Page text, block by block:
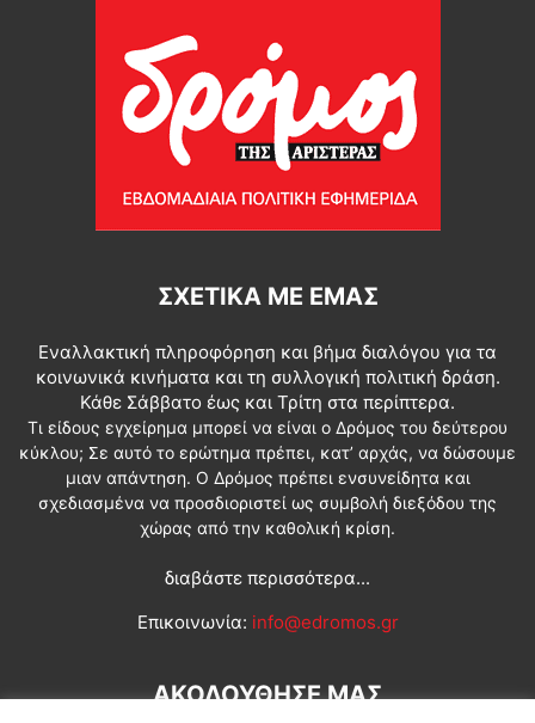
ΣΧΕΤΙΚΆ ΜΕ ΕΜΆΣ
Εναλλακτική πληροφόρηση και βήμα διαλόγου για τα
κοινωνικά κινήματα και τη συλλογική πολιτική δράση.
Κάθε Σάββατο έως και Τρίτη στα περίπτερα.
Τι είδους εγχείρημα μπορεί να είναι ο Δρόμος του δεύτερου
κύκλου; Σε αυτό το ερώτημα πρέπει, κατ’ αρχάς, να δώσουμε
μιαν απάντηση. Ο Δρόμος πρέπει ενσυνείδητα και
σχεδιασμένα να προσδιοριστεί ως συμβολή διεξόδου της
χώρας από την καθολική κρίση.
διαβάστε περισσότερα...
Επικοινωνία: info@edromos.gr
ΑΚΟΛΟΥΘΗΣΕ ΜΑΣ